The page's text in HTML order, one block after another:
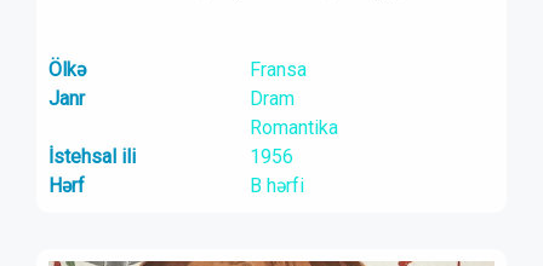
Ölkə
Fransa
Janr
Dram
Romantika
İstehsal ili
1956
Hərf
B hərfi